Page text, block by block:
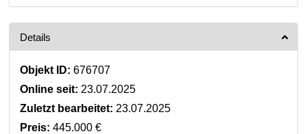
Details
Objekt ID: 676707
Online seit: 23.07.2025
Zuletzt bearbeitet: 23.07.2025
Preis: 445.000 €